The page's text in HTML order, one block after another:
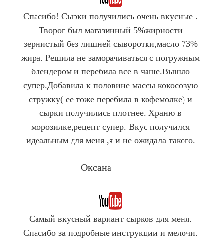
Спасибо! Сырки получились очень вкусные .
Творог был магазинный 5%жирности
зернистый без лишней сыворотки,масло 73%
жира. Решила не заморачиваться с погружным
блендером и перебила все в чаше.Вышло
супер.Добавила к половине массы кокосовую
стружку( ее тоже перебила в кофемолке) и
сырки получились плотнее. Храню в
морозилке,рецепт супер. Вкус получился
идеальным для меня ,я и не ожидала такого.
Оксана
Самый вкусный вариант сырков для меня.
Спасибо за подробные инструкции и мелочи.